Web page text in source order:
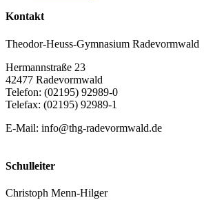
Kontakt
Theodor-Heuss-Gymnasium Radevormwald
Hermannstraße 23
42477 Radevormwald
Telefon: (02195) 92989-0
Telefax: (02195) 92989-1
E-Mail: info@thg-radevormwald.de
Schulleiter
Christoph Menn-Hilger